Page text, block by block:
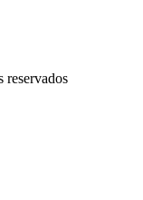
reservados